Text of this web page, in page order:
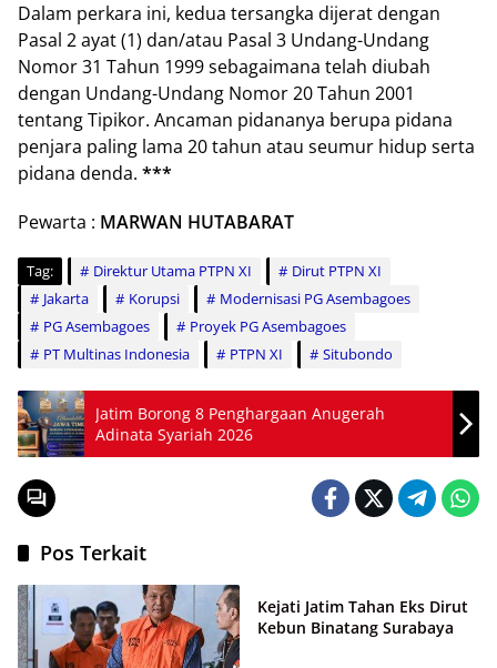
Dalam perkara ini, kedua tersangka dijerat dengan
Pasal 2 ayat (1) dan/atau Pasal 3 Undang-Undang
Nomor 31 Tahun 1999 sebagaimana telah diubah
dengan Undang-Undang Nomor 20 Tahun 2001
tentang Tipikor. Ancaman pidananya berupa pidana
penjara paling lama 20 tahun atau seumur hidup serta
pidana denda. ***
Pewarta : MARWAN HUTABARAT
Tag: Direktur Utama PTPN XI
Dirut PTPN XI
Jakarta
Korupsi
Modernisasi PG Asembagoes
PG Asembagoes
Proyek PG Asembagoes
PT Multinas Indonesia
PTPN XI Situbondo
Jatim Borong 8 Penghargaan Anugerah
Adinata Syariah 2026
Pos Terkait
Kejati Jatim Tahan Eks Dirut
Kebun Binatang Surabaya